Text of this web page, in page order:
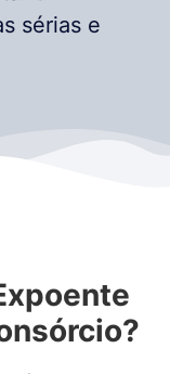
sérias e